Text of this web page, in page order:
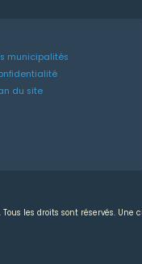
municipalités
du site
les droits sont réservés. Une